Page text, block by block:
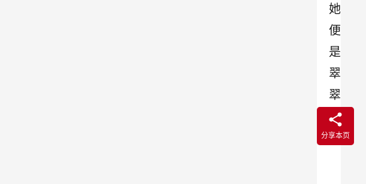
她
便
是
翠
翠
。
分享本页